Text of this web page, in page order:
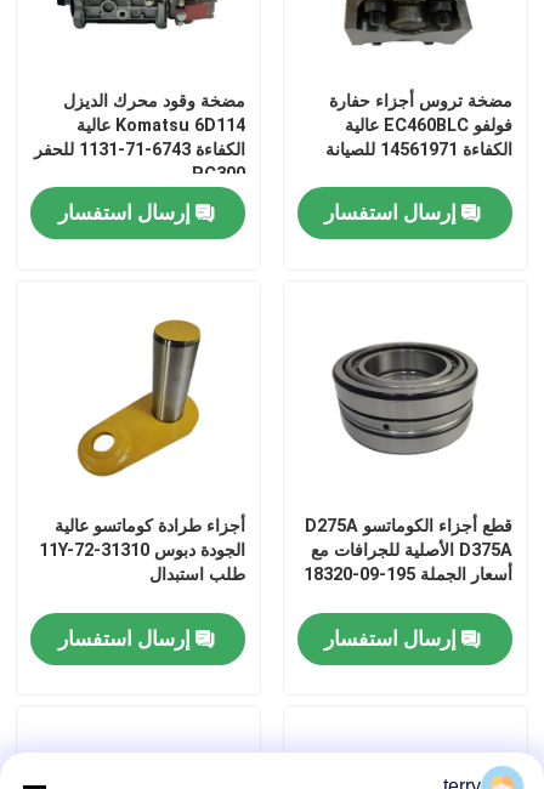
مضخة تروس أجزاء حفارة
فولفو EC460BLC عالية
الكفاءة 14561971 للصيانة
إرسال استفسار
مضخة وقود محرك الديزل
Komatsu 6D114 عالية
الكفاءة 6743-71-1131 للحفر
PC300
إرسال استفسار
قطع أجزاء الكوماتسو D275A
D375A الأصلية للجرافات مع
أسعار الجملة 195-09-18320
إرسال استفسار
أجزاء طرادة كوماتسو عالية
الجودة دبوس 11Y-72-31310
طلب استبدال
إرسال استفسار